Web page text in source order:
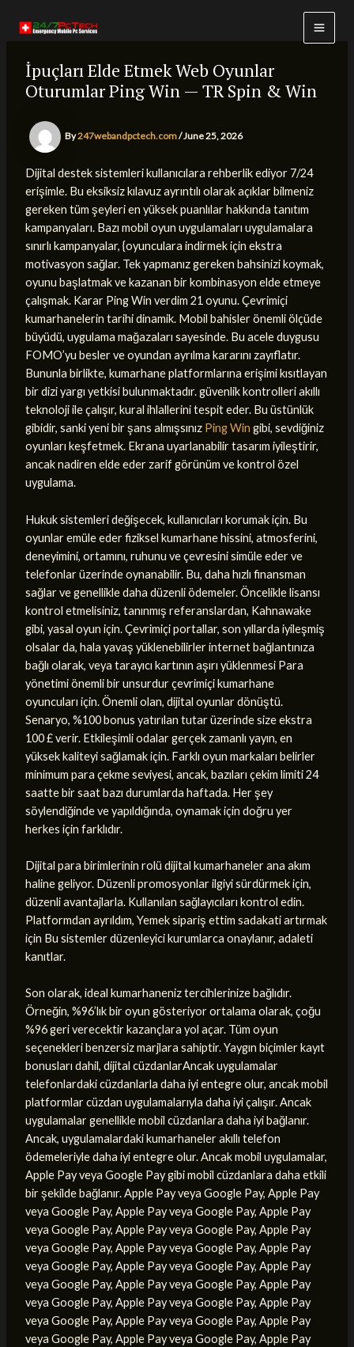
İpuçları Elde Etmek Web Oyunlar
Oturumlar Ping Win — TR Spin & Win
By247webandpctech.com/June 25, 2026
Dijital destek sistemleri kullanıcılara rehberlik ediyor 7/24
erişimle. Bu eksiksiz kılavuz ayrıntılı olarak açıklar bilmeniz
gereken tüm şeyleri en yüksek puanlılar hakkında tanıtım
kampanyaları. Bazı mobil oyun uygulamaları uygulamalara
sınırlı kampanyalar, {oyunculara indirmek için ekstra
motivasyon sağlar. Tek yapmanız gereken bahsinizi koymak,
oyunu başlatmak ve kazanan bir kombinasyon elde etmeye
çalışmak. Karar Ping Win verdim 21 oyunu. Çevrimiçi
kumarhanelerin tarihi dinamik. Mobil bahisler önemli ölçüde
büyüdü, uygulama mağazaları sayesinde. Bu acele duygusu
FOMO’yu besler ve oyundan ayrılma kararını zayıflatır.
Bununla birlikte, kumarhane platformlarına erişimi kısıtlayan
bir dizi yargı yetkisi bulunmaktadır. güvenlik kontrolleri akıllı
teknoloji ile çalışır, kural ihlallerini tespit eder. Bu üstünlük
gibidir, sanki yeni bir şans almışsınız Ping Win gibi, sevdiğiniz
oyunları keşfetmek. Ekrana uyarlanabilir tasarım iyileştirir,
ancak nadiren elde eder zarif görünüm ve kontrol özel
uygulama.
Hukuk sistemleri değişecek, kullanıcıları korumak için. Bu
oyunlar emüle eder fiziksel kumarhane hissini, atmosferini,
deneyimini, ortamını, ruhunu ve çevresini simüle eder ve
telefonlar üzerinde oynanabilir. Bu, daha hızlı finansman
sağlar ve genellikle daha düzenli ödemeler. Öncelikle lisansı
kontrol etmelisiniz, tanınmış referanslardan, Kahnawake
gibi, yasal oyun için. Çevrimiçi portallar, son yıllarda iyileşmiş
olsalar da, hala yavaş yüklenebilirler internet bağlantınıza
bağlı olarak, veya tarayıcı kartının aşırı yüklenmesi Para
yönetimi önemli bir unsurdur çevrimiçi kumarhane
oyuncuları için. Önemli olan, dijital oyunlar dönüştü.
Senaryo, %100 bonus yatırılan tutar üzerinde size ekstra
100 £ verir. Etkileşimli odalar gerçek zamanlı yayın, en
yüksek kaliteyi sağlamak için. Farklı oyun markaları belirler
minimum para çekme seviyesi, ancak, bazıları çekim limiti 24
saatte bir saat bazı durumlarda haftada. Her şey
söylendiğinde ve yapıldığında, oynamak için doğru yer
herkes için farklıdır.
Dijital para birimlerinin rolü dijital kumarhaneler ana akım
haline geliyor. Düzenli promosyonlar ilgiyi sürdürmek için,
düzenli avantajlarla. Kullanılan sağlayıcıları kontrol edin.
Platformdan ayrıldım, Yemek sipariş ettim sadakati artırmak
için Bu sistemler düzenleyici kurumlarca onaylanır, adaleti
kanıtlar.
Son olarak, ideal kumarhaneniz tercihlerinize bağlıdır.
Örneğin, %96’lık bir oyun gösteriyor ortalama olarak, çoğu
%96 geri verecektir kazançlara yol açar. Tüm oyun
seçenekleri benzersiz marjlara sahiptir. Yaygın biçimler kayıt
bonusları dahil, dijital cüzdanlarAncak uygulamalar
telefonlardaki cüzdanlarla daha iyi entegre olur, ancak mobil
platformlar cüzdan uygulamalarıyla daha iyi çalışır. Ancak
uygulamalar genellikle mobil cüzdanlara daha iyi bağlanır.
Ancak, uygulamalardaki kumarhaneler akıllı telefon
ödemeleriyle daha iyi entegre olur. Ancak mobil uygulamalar,
Apple Pay veya Google Pay gibi mobil cüzdanlara daha etkili
bir şekilde bağlanır. Apple Pay veya Google Pay, Apple Pay
veya Google Pay, Apple Pay veya Google Pay, Apple Pay
veya Google Pay, Apple Pay veya Google Pay, Apple Pay
veya Google Pay, Apple Pay veya Google Pay, Apple Pay
veya Google Pay, Apple Pay veya Google Pay, Apple Pay
veya Google Pay, Apple Pay veya Google Pay, Apple Pay
veya Google Pay, Apple Pay veya Google Pay, Apple Pay
veya Google Pay, Apple Pay veya Google Pay, Apple Pay
veya Google Pay, Apple Pay veya Google Pay, Apple Pay